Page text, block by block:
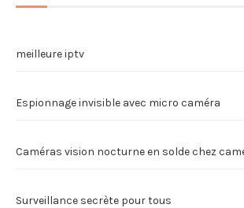
meilleure iptv
Espionnage invisible avec micro caméra
Caméras vision nocturne en solde chez
Surveillance secrète pour tous